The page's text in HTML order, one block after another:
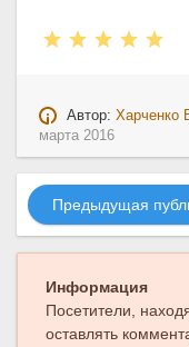
Автор:Харченко
марта 2016
Предыдущая
Информация
Посетители,
оставлять